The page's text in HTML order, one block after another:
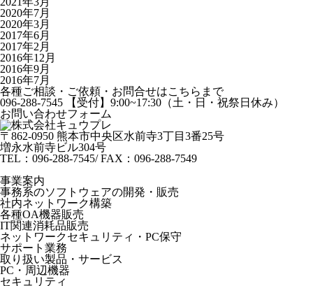
2020年7月
2020年3月
2017年6月
2017年2月
2016年12月
2016年9月
2016年7月
各種ご相談・ご依頼・お問合せはこちらまで
096-288-7545
【受付】9:00~17:30（土・日・祝祭日休み）
お問い合わせフォーム
〒862-0950 熊本市中央区水前寺3丁目3番25号
増永水前寺ビル304号
TEL：096-288-7545/ FAX：096-288-7549
事業案内
事務系のソフトウェアの開発・販売
社内ネットワーク構築
各種OA機器販売
IT関連消耗品販売
ネットワークセキュリティ・PC保守
サポート業務
取り扱い製品・サービス
PC・周辺機器
セキュリティ